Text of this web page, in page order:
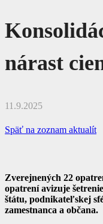
nárast
11.9.2025
Späť na zoznam aktualít
Zverejnených 22
opatrení avizuje
štátu, podnikateľskej
zamestnanca a občana.